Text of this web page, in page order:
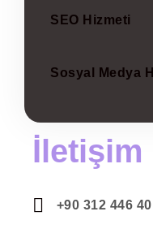
SEO Hizmeti
Sosyal Medya
+90 312 446